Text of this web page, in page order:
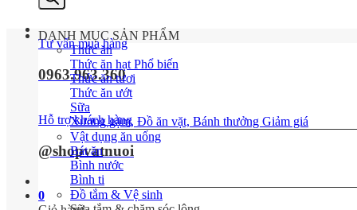
sản
Tư vấn mua hàng
0963.963.360
Hỗ trợ khách hàng
@shopvatnuoi
0
DANH MỤC SẢN PHẨM
Thức ăn
Thức ăn hạt
Thức ăn tươi
Thức ăn ướt
Sữa
Xương gặm, Đồ ăn vặt, Bánh thưởng
Vật dụng ăn uống
Bát ăn
Bình nước
Bình ti
Đồ tắm & Vệ sinh